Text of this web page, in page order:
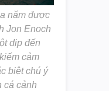
năm được
Jon Enoch
dịp đến
cảm
biệt chú ý
cá cảnh